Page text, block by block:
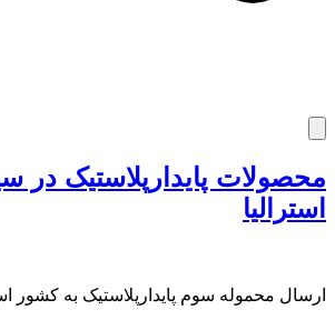
محصولات پایدارپلاستیک در
استرالیا
ارسال محموله سوم پایدارپلاستیک به کشور